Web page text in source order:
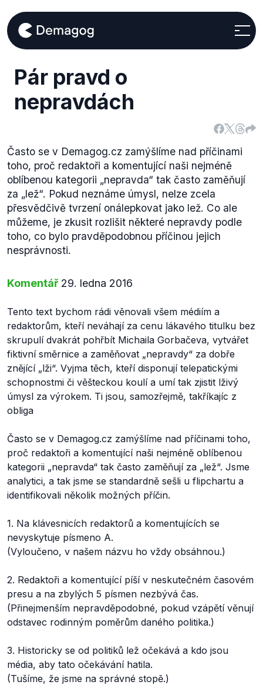
Pár pravd o
nepravdách
Často se v Demagog.cz zamýšlíme nad příčinami
toho, proč redaktoři a komentující naši nejméně
oblíbenou kategorii „nepravda“ tak často zaměňují
za „lež“. Pokud neznáme úmysl, nelze zcela
přesvědčivě tvrzení onálepkovat jako lež. Co ale
můžeme, je zkusit rozlišit některé nepravdy podle
toho, co bylo pravděpodobnou příčinou jejich
nesprávnosti.
Komentář 29. ledna 2016
Tento text bychom rádi věnovali všem médiím a
redaktorům, kteří neváhají za cenu lákavého titulku bez
skrupulí dvakrát pohřbít Michaila Gorbačeva, vytvářet
fiktivní směrnice a zaměňovat „nepravdy“ za dobře
znějící „lži“. Vyjma těch, kteří disponují telepatickými
schopnostmi či věšteckou koulí a umí tak zjistit lživý
úmysl za výrokem. Ti jsou, samozřejmě, takříkajíc z
obliga
Často se v Demagog.cz zamýšlíme nad příčinami toho,
proč redaktoři a komentující naši nejméně oblíbenou
kategorii „nepravda“ tak často zaměňují za „lež“. Jsme
analytici, a tak jsme se standardně sešli u flipchartu a
identifikovali několik možných příčin.
1. Na klávesnicích redaktorů a komentujících se
nevyskytuje písmeno A.
(Vyloučeno, v našem názvu ho vždy obsáhnou.)
2. Redaktoři a komentující píší v neskutečném časovém
presu a na zbylých 5 písmen nezbývá čas.
(Přinejmenším nepravděpodobné, pokud vzápětí věnují
odstavec rodinným poměrům daného politika.)
3. Historicky se od politiků lež očekává a kdo jsou
média, aby tato očekávání hatila.
(Tušíme, že jsme na správné stopě.)